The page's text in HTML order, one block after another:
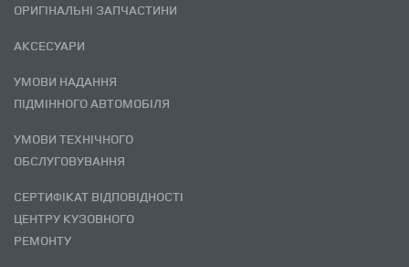
ОРИГІНАЛЬНІ ЗАПЧАСТИНИ
АКСЕСУАРИ
УМОВИ НАДАННЯ
ПІДМІННОГО АВТОМОБІЛЯ
УМОВИ ТЕХНІЧНОГО
ОБСЛУГОВУВАННЯ
СЕРТИФІКАТ ВІДПОВІДНОСТІ
ЦЕНТРУ КУЗОВНОГО
РЕМОНТУ